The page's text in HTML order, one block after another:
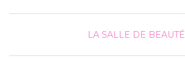
LA SALLE DE BEAUTÉ